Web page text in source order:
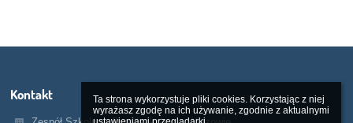
Ta strona wykorzystuje pliki cookies. Korzystając z niej
wyrażasz zgodę na ich używanie, zgodnie z aktualnymi
Kontakt